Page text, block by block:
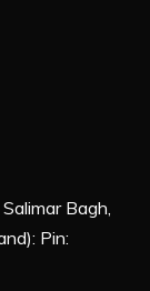
Bagh,
Pin: